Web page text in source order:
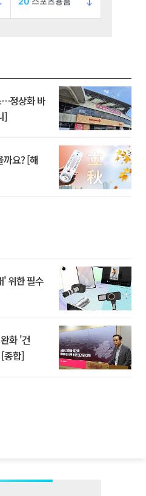
…정상화 바
]
요? [해
위한 필수
화 '건
종합]